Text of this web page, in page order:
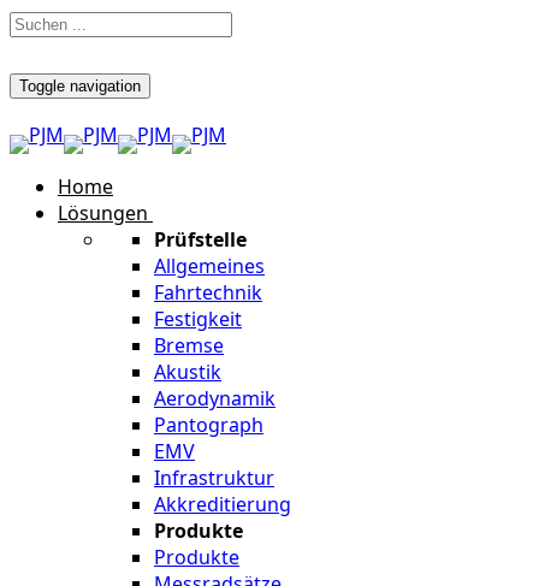
Toggle navigation
Home
Lösungen
Prüfstelle
Allgemeines
Fahrtechnik
Festigkeit
Bremse
Akustik
Aerodynamik
Pantograph
EMV
Infrastruktur
Akkreditierung
Produkte
Produkte